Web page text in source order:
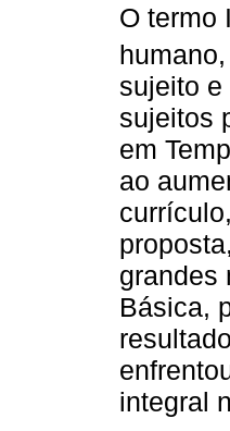
O termo
sujeito
sujeitos
em
ao
grandes
Básica,
integral